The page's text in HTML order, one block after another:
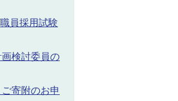
員採用試験
検討委員の
寄附のお申